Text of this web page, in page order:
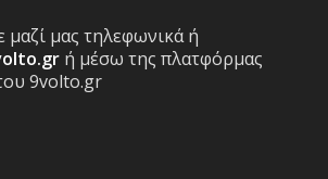
μαζί μας τηλεφωνικά ή
ή μέσω της πλατφόρμας
9volto.gr